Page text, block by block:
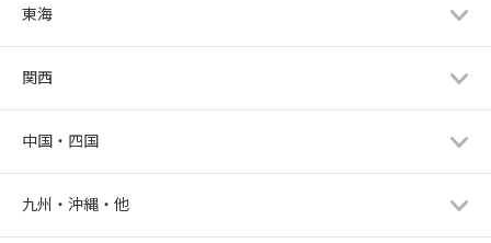
東海
関西
中国・四国
九州・沖縄・他